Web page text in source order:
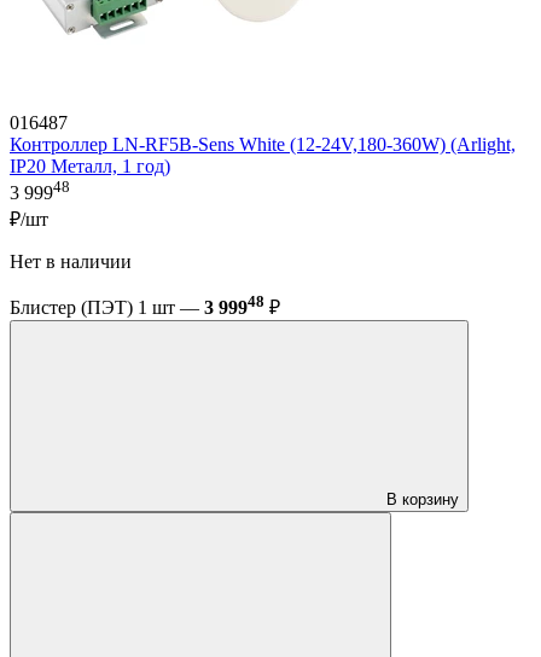
016487
Контроллер LN-RF5B-Sens White (12-24V,180-360W) (Arlight,
IP20 Металл, 1 год)
3 99948
₽/шт
Нет в наличии
Блистер (ПЭТ) 1 шт — 3 99948 ₽
В корзину